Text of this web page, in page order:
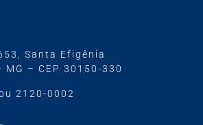
Santa Efigênia
– CEP 30150-330
2120-0002